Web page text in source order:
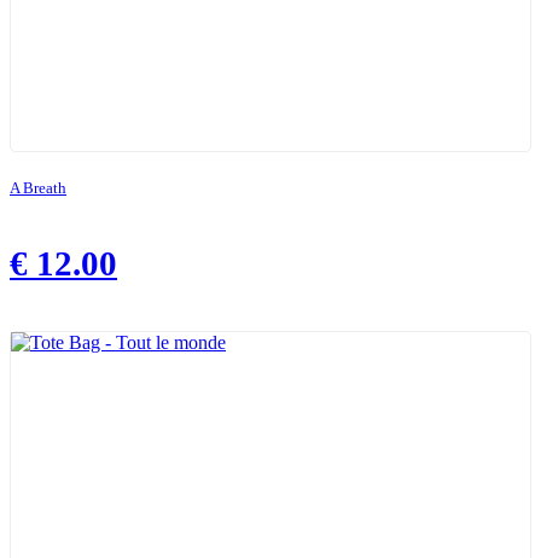
A Breath
€ 12.00